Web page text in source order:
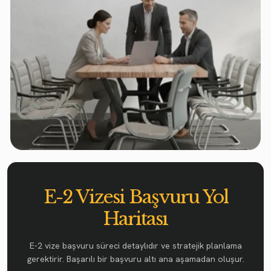
E-2 Vizesi Başvuru Yol
Haritası
E-2 vize başvuru süreci detaylıdır ve stratejik planlama
gerektirir. Başarılı bir başvuru altı ana aşamadan oluşur.